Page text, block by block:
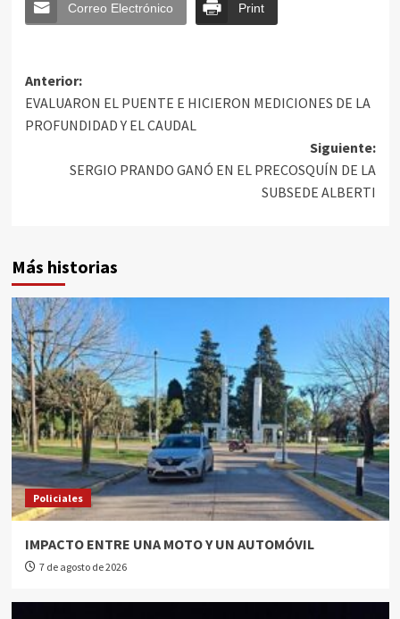
Correo Electrónico Print
Anterior:
EVALUARON EL PUENTE E HICIERON MEDICIONES DE LA
PROFUNDIDAD Y EL CAUDAL
Siguiente:
SERGIO PRANDO GANÓ EN EL PRECOSQUÍN DE LA
SUBSEDE ALBERTI
Más historias
Policiales
IMPACTO ENTRE UNA MOTO Y UN AUTOMÓVIL
7 de agosto de 2026